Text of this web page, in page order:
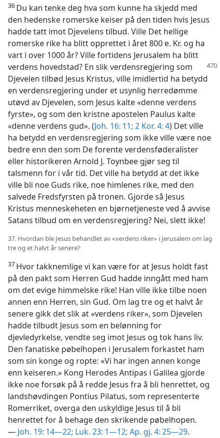
36 Du kan tenke deg hva som kunne ha skjedd med
den hedenske romerske keiser på den tiden hvis Jesus
hadde tatt imot Djevelens tilbud. Ville Det hellige
romerske rike ha blitt opprettet i året 800 e. Kr. og ha
vart i over 1000 år? Ville fortidens Jerusalem ha blitt
verdens hovedstad? En slik verdensregjering som
Djevelen tilbød Jesus Kristus, ville imidlertid ha betydd
en verdensregjering under et usynlig herredømme
utøvd av Djevelen, som Jesus kalte «denne verdens
fyrste», og som den kristne apostelen Paulus kalte
«denne verdens gud». (Joh. 16: 11; 2 Kor. 4: 4) Det ville
ha betydd en verdensregjering som ikke ville være noe
bedre enn den som De forente verdensføderalister
eller historikeren Arnold J. Toynbee gjør seg til
talsmenn for i vår tid. Det ville ha betydd at det ikke
ville bli noe Guds rike, noe himlenes rike, med den
salvede Fredsfyrsten på tronen. Gjorde så Jesus
Kristus menneskeheten en bjørnetjeneste ved å avvise
Satans tilbud om en verdensregjering? Nei, slett ikke!
37. Hvordan ble Jesus behandlet av «verdens riker» i Jerusalem om lag
tre og et halvt år senere?
37 Hvor takknemlige vi kan være for at Jesus holdt fast
på den pakt som Herren Gud hadde inngått med ham
om det evige himmelske rike! Han ville ikke tilbe noen
annen enn Herren, sin Gud. Om lag tre og et halvt år
senere gikk det slik at «verdens riker», som Djevelen
hadde tilbudt Jesus som en belønning for
djevledyrkelse, vendte seg imot Jesus og tok hans liv.
Den fanatiske pøbelhopen i Jerusalem forkastet ham
som sin konge og ropte: «Vi har ingen annen konge
enn keiseren.» Kong Herodes Antipas i Galilea gjorde
ikke noe forsøk på å redde Jesus fra å bli henrettet, og
landshøvdingen Pontius Pilatus, som representerte
Romerriket, overga den uskyldige Jesus til å bli
henrettet for å behage den skrikende pøbelhopen.
— Joh. 19: 14—22; Luk. 23: 1—12; Ap. gj. 4: 25—29.